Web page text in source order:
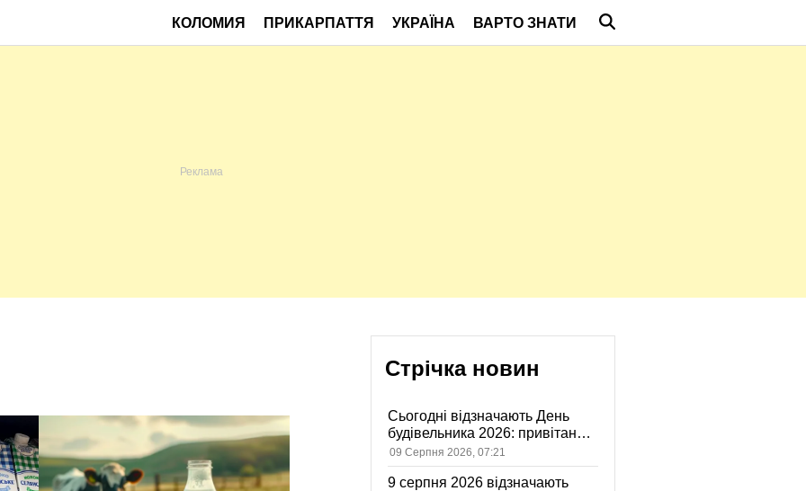
КОЛОМИЯ ПРИКАРПАТТЯ УКРАЇНА ВАРТО ЗНАТИ
Стрічка новин
Сьогодні відзначають День
будівельника 2026: привітання
для тих, хто відбудовує Україну
09 Серпня 2026, 07:21
9 серпня 2026 відзначають